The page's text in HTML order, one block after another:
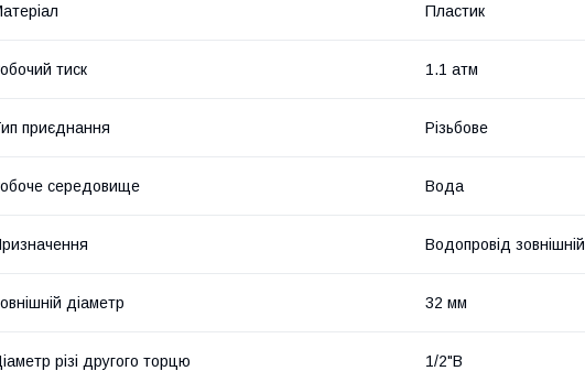
Пластик
тиск 1.1 атм
приєднання Різьбове
середовище Вода
Водопровід зовнішній
діаметр 32 мм
різі другого торцю 1/2"В